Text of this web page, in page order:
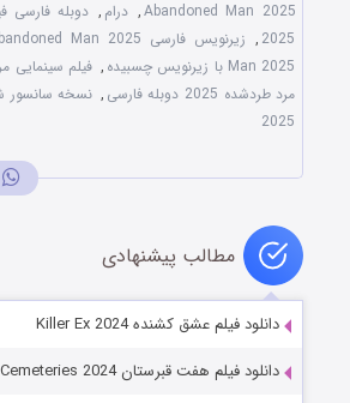
Abandoned Man 2025
, درام ,
2025
, زیرنویس فارسی Abandoned Man 2025
Man 2025 با زیرنویس چسبیده
, فیلم سینمایی
مرد طردشده 2025 دوبله فارسی
,
2025
مطالب پیشنهادی
دانلود فیلم عشق کشنده Killer Ex 2024
دانلود فیلم هفت قبرستان Seven Cemeteries 2024